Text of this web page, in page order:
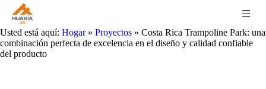
Usted está aquí: Hogar » Proyectos » Costa Rica Trampoline Park: una
combinación perfecta de excelencia en el diseño y calidad confiable
del producto